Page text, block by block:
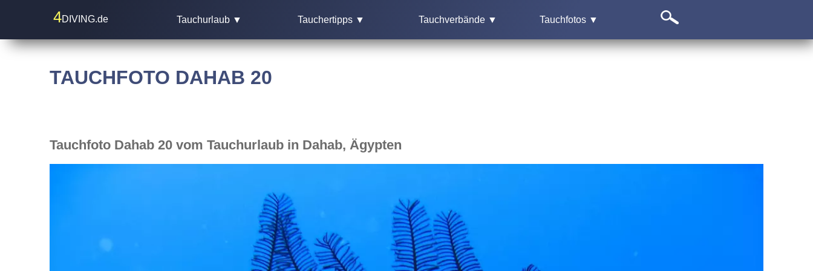
4DIVING.de Tauchurlaub ▼ Tauchertipps ▼ Tauchverbände ▼ Tauchfotos ▼
TAUCHFOTO DAHAB 20
Tauchfoto Dahab 20 vom Tauchurlaub in Dahab, Ägypten